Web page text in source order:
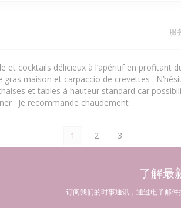
服
et cocktails délicieux à l’apéritif en profitant
maison et carpaccio de crevettes .
et tables à hauteur standard car
. Je recommande chaudement
1 2 3
了解最
订阅我们的时事通讯，通过电子邮件